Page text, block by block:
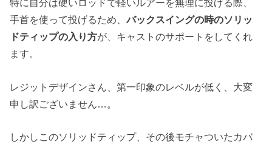
特に自分は硬いロッドで軽いルアーを無理に投げる際、
手首を使って投げるため、バックスイングの時のソリッ
ドティップの入り方が、キャストのサポートをしてくれ
ます。
レジットデザインさん、第一印象のレベルが低く、大変
申し訳ございません…。
しかしこのソリッドティップ、その後モチャついたカバ